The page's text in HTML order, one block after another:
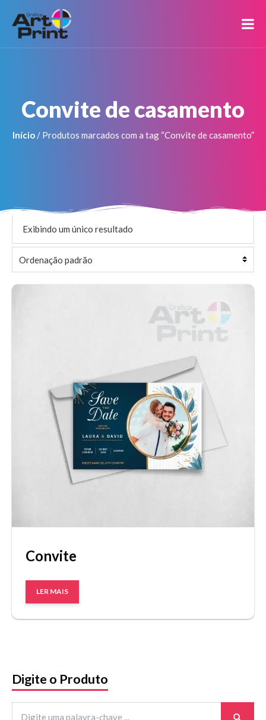
Convite de casamento
Início/ Produtos marcados com a tag “Convite de casamento”
Exibindo um único resultado
Convite
LER MAIS
Digite o Produto